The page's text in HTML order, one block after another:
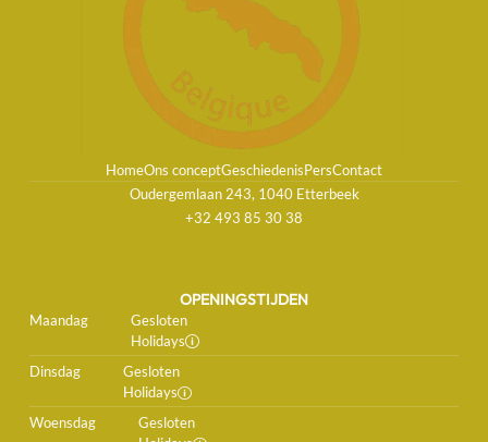
HomeOns conceptGeschiedenisPersContact
Oudergemlaan 243, 1040 Etterbeek
+32 493 85 30 38
OPENINGSTIJDEN
Maandag Gesloten
Holidays
Dinsdag Gesloten
Holidays
Woensdag Gesloten